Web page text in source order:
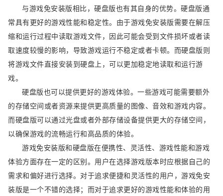
与游戏免安装版相比，硬盘版也有其自身的优势。硬盘版通
常具有更好的游戏性能和稳定性。由于游戏免安装版需要在解压
缩和运行过程中读取游戏文件，因此可能会受到文件损坏或者读
取速度较慢的影响，导致游戏运行不稳定或者卡顿。而硬盘版则
将游戏文件直接安装到硬盘上，可以更加稳定地读取和运行游
戏。
硬盘版也可以提供更好的游戏体验。一些游戏可能需要额外
的存储空间或者资源来提供更高质量的图像、音效和游戏内容。
而硬盘版可以通过光盘或者外部存储设备提供更大的存储空间，
以确保游戏的流畅运行和高品质的体验。
游戏免安装版和硬盘版在便携性、灵活性、游戏性能和游戏
体验方面存在一定的区别。用户在选择游戏版本时应根据自己的
需求和偏好进行选择。对于追求便捷和灵活性的用户，游戏免安
装版是一个不错的选择；而对于追求更好的游戏性能和体验的用